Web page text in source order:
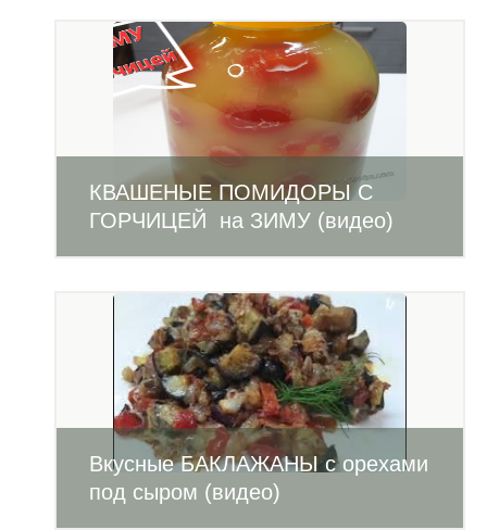
КВАШЕНЫЕ ПОМИДОРЫ С
ГОРЧИЦЕЙ на ЗИМУ (видео)
Вкусные БАКЛАЖАНЫ с орехами
под сыром (видео)